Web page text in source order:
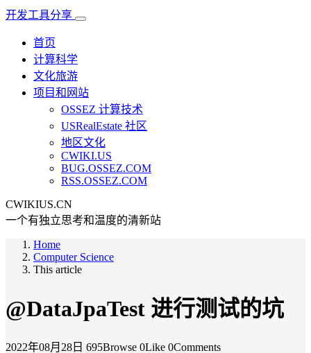
开发工具分享
首页
计算科学
文化旅游
项目和网站
OSSEZ 计算技术
USRealEstate 社区
地区文化
CWIKI.US
BUG.OSSEZ.COM
RSS.OSSEZ.COM
CWIKIUS.CN
一个有独立思考和温度的清新站
Home
Computer Science
This article
@DataJpaTest 进行测试的坑
2022年08月28日 695Browse 0Like 0Comments